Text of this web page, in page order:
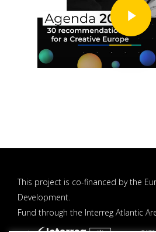
This project is co-financed by the
Development.
Fund through the Interreg Atlantic